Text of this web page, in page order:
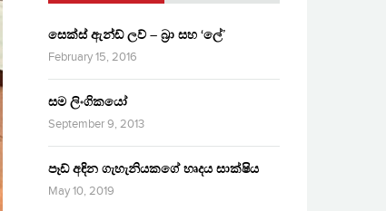
සෙක්ස් ඇන්ඩ් ලව් – බ්‍රා සහ ‘ලේ’
February 15, 2016
සම ලිංගිකයෝ
September 9, 2013
පෑඩ් අඳින ගැහැනියකගේ හෘදය සාක්ෂිය
May 10, 2019